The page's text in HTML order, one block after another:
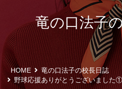
竜の口法子
HOME
竜の口法子の校長日誌
野球応援ありがとうございました①